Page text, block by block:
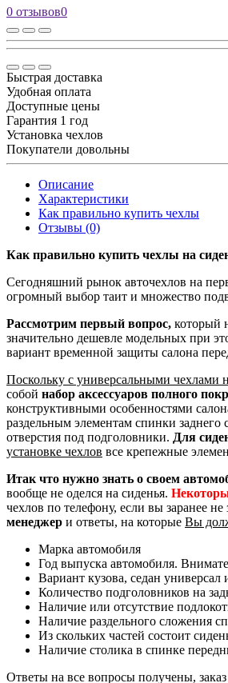
0 отзывов0
Быстрая доставка
Удобная оплата
Доступные цены
Гарантия 1 год
Установка чехлов
Покупатели довольны
Описание
Характеристики
Как правильно купить чехлы
Отзывы (0)
Как правильно купить чехлы на
Сегодняшний рынок авточехлов на
огромный выбор таит и множество
Рассмотрим первый вопрос, который
значительно дешевле модельных при
вариант временной защиты салона
Поскольку с универсальными чехлами
собой набор аксессуаров полного
конструктивными особенностями
раздельным элементам спинки заднего
отверстия под подголовники. Для
установке чехлов все крепежные
Итак что нужно знать о своем
вообще не оделся на сиденья.
чехлов по телефону, если вы заранее
менеджер и ответы, на которые Вы
Марка автомобиля
Год выпуска автомобиля.
Вариант кузова, седан универсал
Количество подголовников на
Наличие или отсутствие
Наличие раздельного сложения
Из скольких частей состоит
Наличие столика в спинке
Ответы на все вопросы получены,